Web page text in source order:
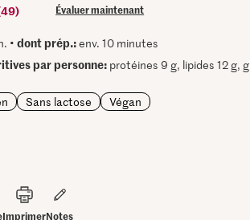
Évaluer maintenant
•dont prép.:env. 10 minutes
par personne: protéines 9 g, lipides 12 g,
Sans lactose Végan
ImprimerNotes